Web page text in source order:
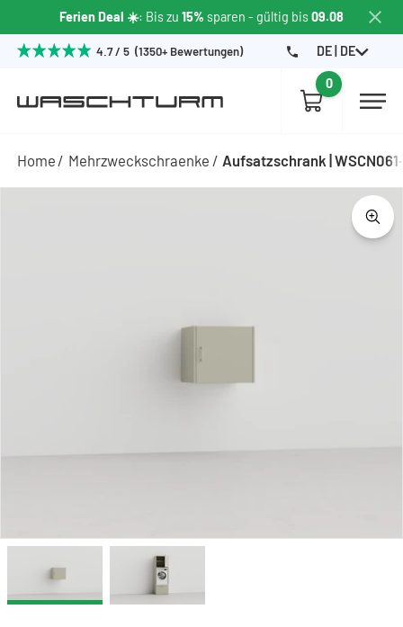
Ferien Deal ☀️: Bis zu 15% sparen - gültig bis09.08
4.7 / 5 (1350+ Bewertungen) DE | DE
0
Home Mehrzweckschraenke Aufsatzschrank |